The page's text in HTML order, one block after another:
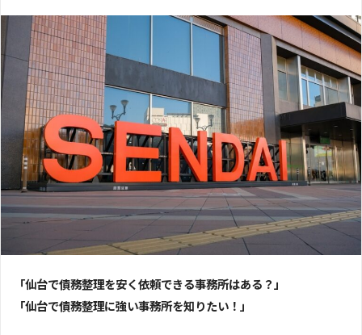
「仙台で債務整理を安く依頼できる事務所はある？」
「仙台で債務整理に強い事務所を知りたい！」